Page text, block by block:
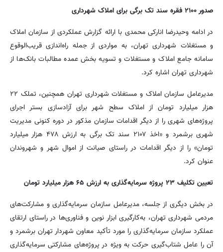
صدور ۲۱۰۰ فقره سند تک برگی برای املاک شهرداری
در ادامه وحیدرضا انارکی محمدی با ارائه گزارش عملکردی از سازمان املاک
و مستغلات شهرداری تهران، به مواردی از جمله راه‌اندازی قریب‌الوقوع
سامانه جامع املاک و مستغلات و تسویه بخش عمده مطالبات بانک‌ها از
شهرداری تهران اشاره کرد.
مدیرعامل سازمان املاک و مستغلات شهرداری تهران همچنین، تملک ۲۲
هزار میلیارد تومان از املاک سطح شهر برای آزادسازی بستر اجرای
پروژه‌های شهری را از دیگر اقدامات سازمان مذکور در دوره کنونی مدیریت
شهری برشمرد و «اخذ ۲۱۰۷ سند تک برگی به ارزش ۴۷۸ هزار میلیارد
تومان» را از دیگر اقدامات در راستای صیانت از اموال شهر و شهروندان
عنوان کرد.
تعیین تکلیف ۲۳ پروژه سرمایه‌گذاری به ارزش ۶۵ هزار میلیارد تومان
در بخش دیگری از جلسه، مدیرعامل سازمان سرمایه‌گذاری و مشارکت‌های
مردمی شهرداری تهران، به‌کارگیری ابزار نوین و فناوری‌ها در راستای ارتقای
عملکرد سازمان سرمایه‌گذاری را مورد تأکید معاون شهردار تهران برشمرد و
آن را عامل شتاب‌گیری حرکت به ویژه در پروژه‌های مشارکتی سرمایه‌گذاری